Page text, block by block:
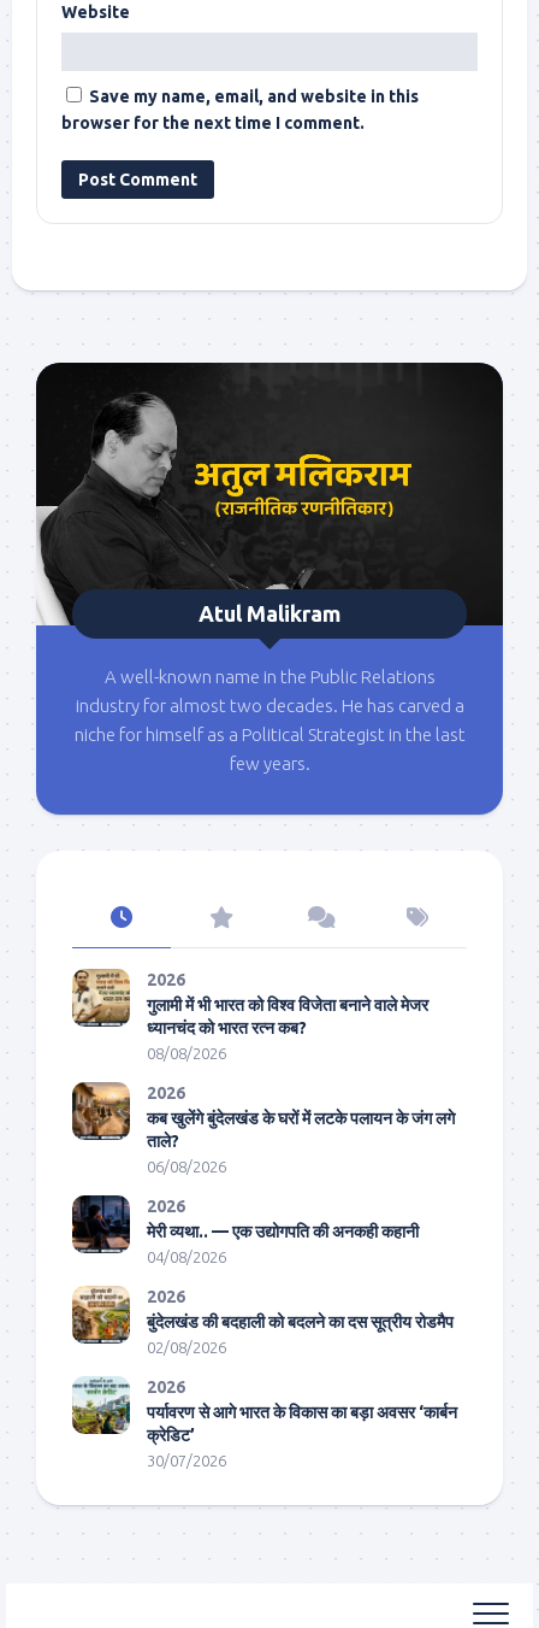
Website
Save my name, email, and website in this
browser for the next time I comment.
Atul Malikram
A well-known name in the Public Relations
industry for almost two decades. He has carved a
niche for himself as a Political Strategist in the last
few years.
2026
गुलामी में भी भारत को विश्व विजेता बनाने वाले मेजर
ध्यानचंद को भारत रत्न कब?
08/08/2026
2026
कब खुलेंगे बुंदेलखंड के घरों में लटके पलायन के जंग लगे
ताले?
06/08/2026
2026
मेरी व्यथा.. — एक उद्योगपति की अनकही कहानी
04/08/2026
2026
बुंदेलखंड की बदहाली को बदलने का दस सूत्रीय रोडमैप
02/08/2026
2026
पर्यावरण से आगे भारत के विकास का बड़ा अवसर ‘कार्बन
क्रेडिट’
30/07/2026